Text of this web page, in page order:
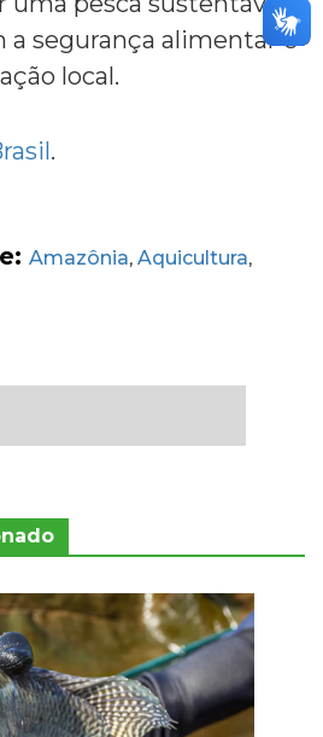
a segurança alimentar e
local.
.
Amazônia, Aquicultura,